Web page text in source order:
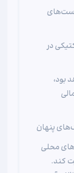
در
بود،
پنهان
محلی